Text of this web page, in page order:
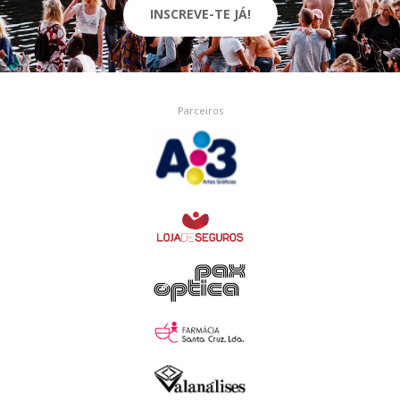
INSCREVE-TE JÁ!
Parceiros